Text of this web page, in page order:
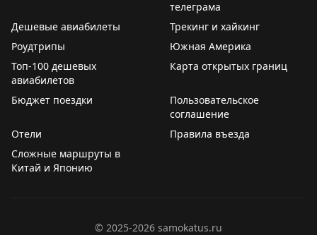
телеграма
Дешевые авиабилеты
Трекинг и хайкинг
Роудтрипы
Южная Америка
Топ-100 дешевых
авиабилетов
Карта открытых границ
Бюджет поездки
Пользовательское
соглашение
Отели
Правила въезда
Сложные маршруты в
Китай и Японию
© 2025-2026 samokatus.ru